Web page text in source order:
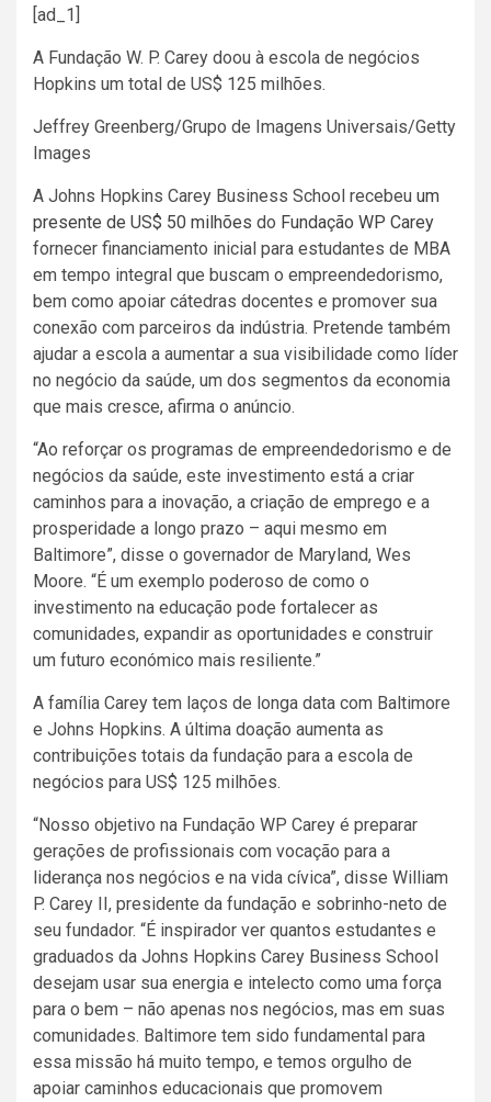
[ad_1]
A Fundação W. P. Carey doou à escola de negócios
Hopkins um total de US$ 125 milhões.
Jeffrey Greenberg/Grupo de Imagens Universais/Getty
Images
A Johns Hopkins Carey Business School recebeu um
presente de US$ 50 milhões do Fundação WP Carey
fornecer financiamento inicial para estudantes de MBA
em tempo integral que buscam o empreendedorismo,
bem como apoiar cátedras docentes e promover sua
conexão com parceiros da indústria. Pretende também
ajudar a escola a aumentar a sua visibilidade como líder
no negócio da saúde, um dos segmentos da economia
que mais cresce, afirma o anúncio.
“Ao reforçar os programas de empreendedorismo e de
negócios da saúde, este investimento está a criar
caminhos para a inovação, a criação de emprego e a
prosperidade a longo prazo – aqui mesmo em
Baltimore”, disse o governador de Maryland, Wes
Moore. “É um exemplo poderoso de como o
investimento na educação pode fortalecer as
comunidades, expandir as oportunidades e construir
um futuro económico mais resiliente.”
A família Carey tem laços de longa data com Baltimore
e Johns Hopkins. A última doação aumenta as
contribuições totais da fundação para a escola de
negócios para US$ 125 milhões.
“Nosso objetivo na Fundação WP Carey é preparar
gerações de profissionais com vocação para a
liderança nos negócios e na vida cívica”, disse William
P. Carey II, presidente da fundação e sobrinho-neto de
seu fundador. “É inspirador ver quantos estudantes e
graduados da Johns Hopkins Carey Business School
desejam usar sua energia e intelecto como uma força
para o bem – não apenas nos negócios, mas em suas
comunidades. Baltimore tem sido fundamental para
essa missão há muito tempo, e temos orgulho de
apoiar caminhos educacionais que promovem